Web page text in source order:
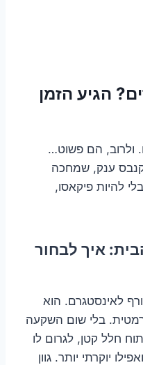
הגיע הזמן
ולרוב, הם פשוט…
קנבס ענק, שמחכה
להיות פיקאסו,
איך לבחור
לאינסטגרם. הוא
בלי שום השקעה
חלל קטן, לגרום לו
יוקרתי יותר. גוון